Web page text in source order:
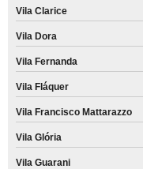
Vila Clarice
Vila Dora
Vila Fernanda
Vila Fláquer
Vila Francisco Mattarazzo
Vila Glória
Vila Guarani